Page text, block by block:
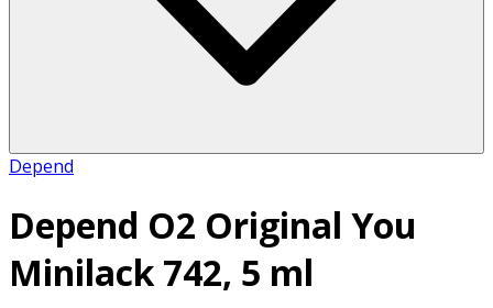
Depend
Depend O2 Original You
Minilack 742, 5 ml